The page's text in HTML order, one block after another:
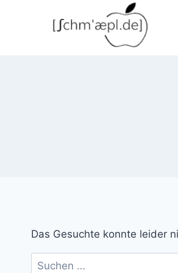
Das Gesuchte konnte leider
Suchen